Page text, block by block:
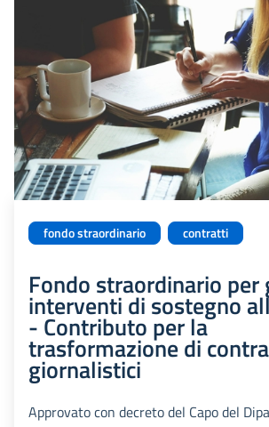
fondo straordinario contratti
Fondo straordinario per
interventi di sostegno
- Contributo per la
trasformazione di
giornalistici
Approvato con decreto del Capo del